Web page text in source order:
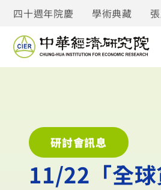
四十週年院慶 學術典藏
研討會訊息
11/22「全